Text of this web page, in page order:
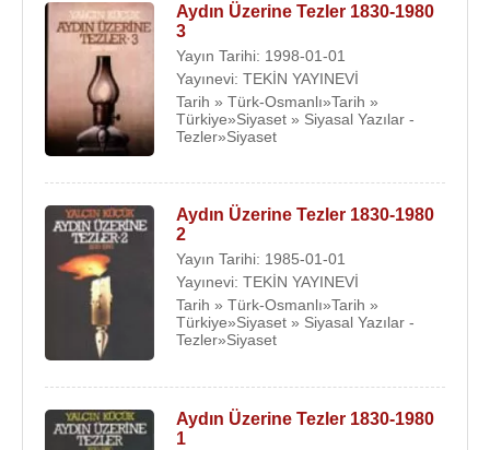
Aydın Üzerine Tezler 1830-1980
3
Yayın Tarihi: 1998-01-01
Yayınevi: TEKİN YAYINEVİ
Tarih » Türk-Osmanlı»Tarih »
Türkiye»Siyaset » Siyasal Yazılar -
Tezler»Siyaset
Aydın Üzerine Tezler 1830-1980
2
Yayın Tarihi: 1985-01-01
Yayınevi: TEKİN YAYINEVİ
Tarih » Türk-Osmanlı»Tarih »
Türkiye»Siyaset » Siyasal Yazılar -
Tezler»Siyaset
Aydın Üzerine Tezler 1830-1980
1